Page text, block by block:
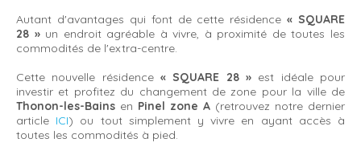
Autant d'avantages qui font de cette résidence« SQUARE
28 »un endroit agréable à vivre, à proximité de toutes les
commodités de l'extra-centre.
Cette nouvelle résidence « SQUARE 28 » est idéale pour
investir et profitez du changement de zone pour la ville de
Thonon-les-Bains en Pinel zone A (retrouvez notre dernier
article ICI) ou tout simplement y vivre en ayant accès à
toutes les commodités à pied.